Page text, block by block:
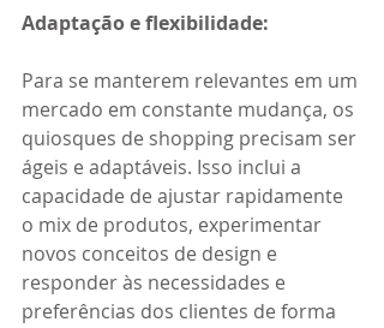
Adaptação e flexibilidade:
Para se manterem relevantes em um
mercado em constante mudança, os
quiosques de shopping precisam ser
ágeis e adaptáveis. Isso inclui a
capacidade de ajustar rapidamente
o mix de produtos, experimentar
novos conceitos de design e
responder às necessidades e
preferências dos clientes de forma